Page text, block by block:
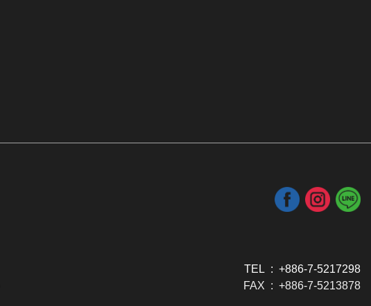
TEL : +886-7-5217298
FAX : +886-7-5213878